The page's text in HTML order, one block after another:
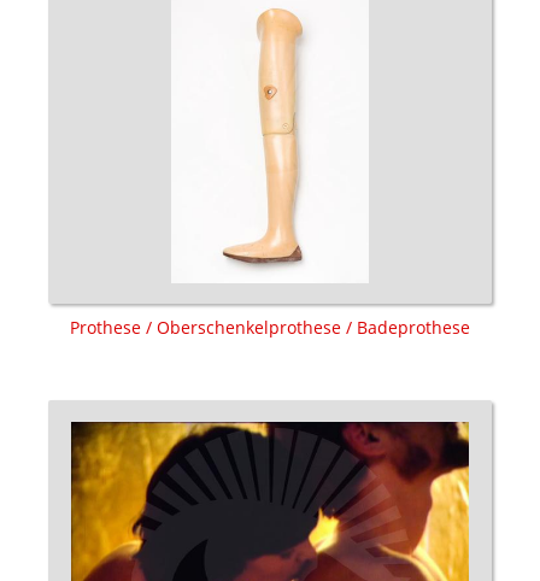
Prothese / Oberschenkelprothese / Badeprothese